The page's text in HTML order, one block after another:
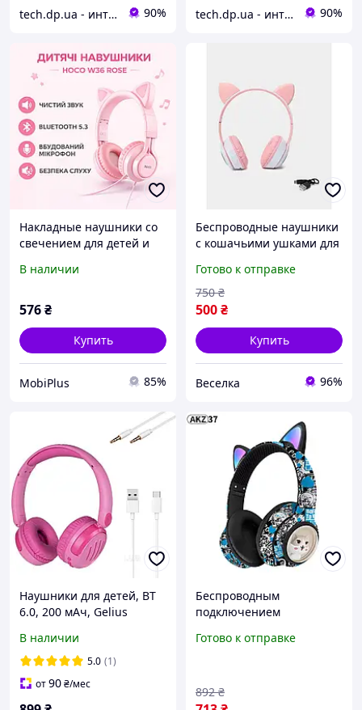
tech.dp.ua - интернет магазин 90% tech.dp.ua - интернет магазин 90%
Накладные наушники со
свечением для детей и
Проводные наушники Cat
ушками
В наличии
576₴
Купить
MobiPlus 85%
Беспроводные наушники
с кошачьими ушками для
подсветкой и FM радио
FLAME
Готово к отправке
500₴
750 ₴
Купить
Веселка 96%
Наушники для детей, BT
6.0, 200 мАч, Gelius
Розовый / Беспроводные
детские наушники /
Наушники накладные
В наличии
5.0 (1)
от90₴/мес
Беспроводным
подключением
стиле граффити с ушками
Готово к отправке
892 ₴